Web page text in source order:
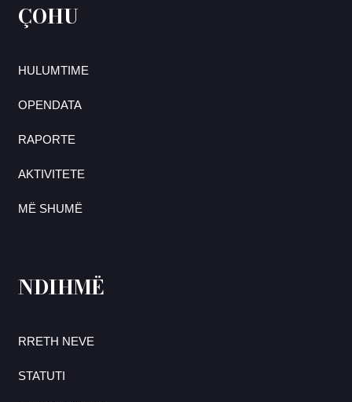
ÇOHU
HULUMTIME
OPENDATA
RAPORTE
AKTIVITETE
MË SHUMË
NDIHMË
RRETH NEVE
STATUTI